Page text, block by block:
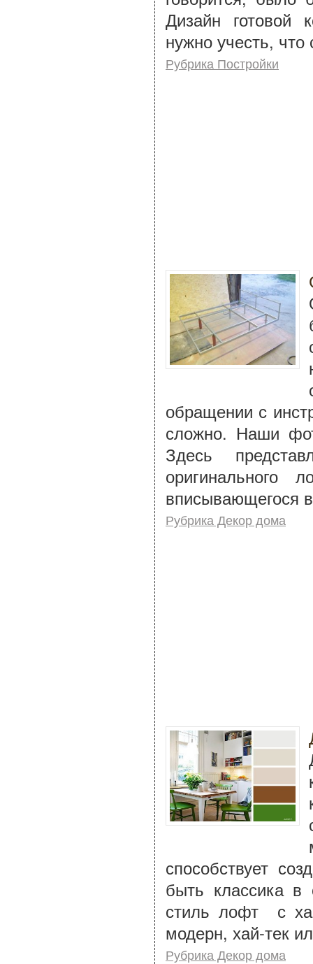
Дизайн готовой
нужно учесть,
Рубрика Постройки
обращении с
сложно. Наши
Здесь
оригинального
вписывающегося
Рубрика Декор дома
способствует
быть классика в
стиль лофт с
модерн, хай-тек
Рубрика Декор дома